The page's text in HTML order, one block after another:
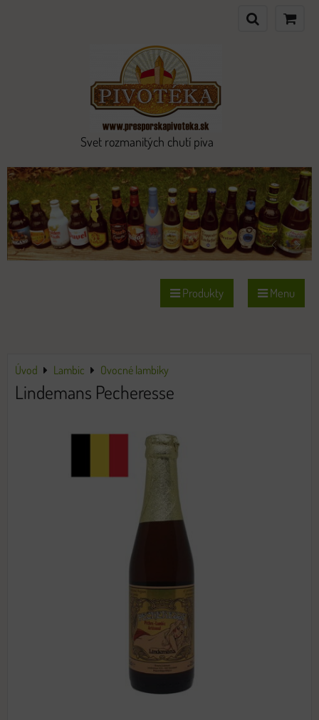
Svet rozmanitých chutí piva
Produkty Menu
Úvod Lambic Ovocné lambiky
Lindemans Pecheresse